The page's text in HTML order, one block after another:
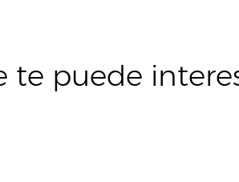
te puede